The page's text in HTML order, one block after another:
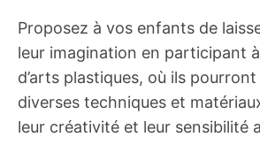
Proposez à vos enfants de
leur imagination en participant
d’arts plastiques, où ils pourront
diverses techniques et
leur créativité et leur sensibilité